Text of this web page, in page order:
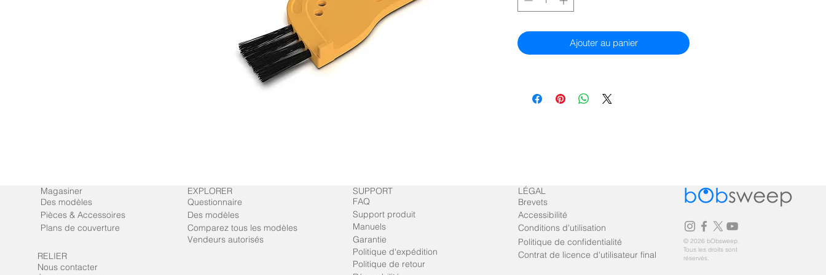
Ajouter au panier
Magasiner
Des modèles
Pièces & Accessoires
Plans de couverture
RELIER
Nous contacter
EXPLORER
Questionnaire
Des modèles
Comparez tous les modèles
Vendeurs autorisés
SUPPORT
FAQ
Support produit
Manuels
Garantie
Politique de retour
Politique d'expédition
LÉGAL
Brevets
Accessibilité
Conditions d'utilisation
Politique de confidentialité
Contrat de licence d'utilisateur final
© 2026 bObsweep.
Tous les droits sont
réservés.